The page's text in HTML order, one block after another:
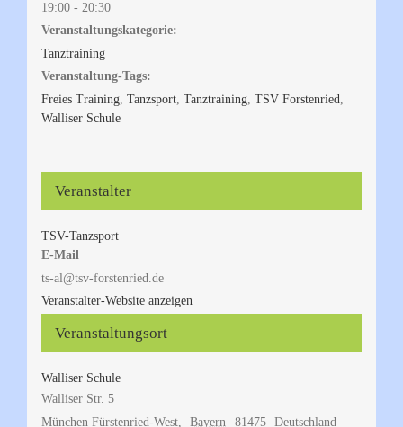
19:00 - 20:30
Veranstaltungskategorie:
Tanztraining
Veranstaltung-Tags:
Freies Training, Tanzsport, Tanztraining, TSV Forstenried,
Walliser Schule
Veranstaltungsort
Walliser Schule
Walliser Str. 5
München Fürstenried-West, Bayern 81475
Deutschland
Veranstalter
TSV-Tanzsport
E-Mail
ts-al@tsv-forstenried.de
Veranstalter-Website anzeigen